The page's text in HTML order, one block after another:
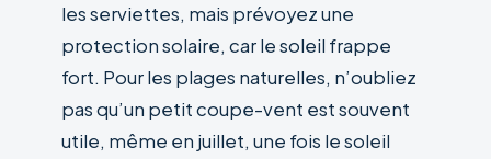
les serviettes, mais prévoyez une
protection solaire, car le soleil frappe
fort. Pour les plages naturelles, n’oubliez
pas qu’un petit coupe-vent est souvent
utile, même en juillet, une fois le soleil